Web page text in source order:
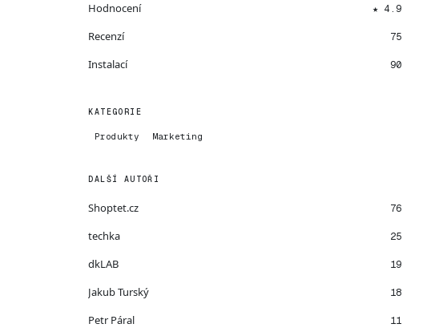
Hodnocení ★ 4.9
Recenzí 75
Instalací 90
KATEGORIE
Produkty Marketing
DALŠÍ AUTOŘI
Shoptet.cz 76
techka 25
dkLAB 19
Jakub Turský 18
Petr Páral 11